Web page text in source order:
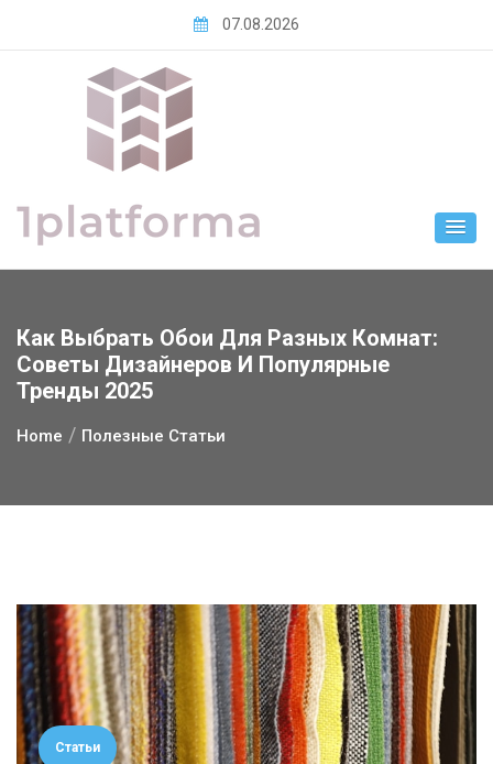
07.08.2026
Как Выбрать Обои Для Разных Комнат:
Советы Дизайнеров И Популярные
Тренды 2025
Home Полезные Статьи
Статьи